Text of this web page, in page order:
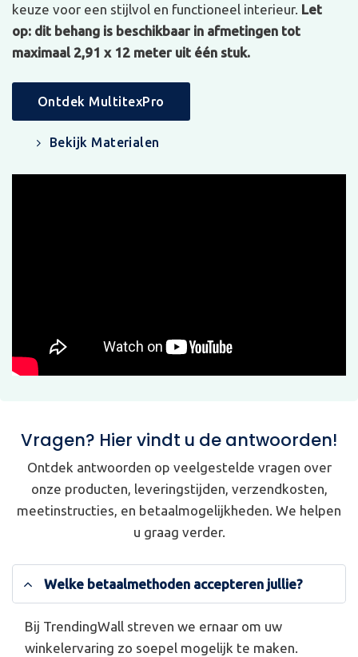
keuze voor een stijlvol en functioneel interieur. Let
op: dit behang is beschikbaar in afmetingen tot
maximaal 2,91 x 12 meter uit één stuk.
Ontdek MultitexPro
Bekijk Materialen
Vragen? Hier vindt u de antwoorden!
Ontdek antwoorden op veelgestelde vragen over
onze producten, leveringstijden, verzendkosten,
meetinstructies, en betaalmogelijkheden. We helpen
u graag verder.
Welke betaalmethoden accepteren jullie?
Bij TrendingWall streven we ernaar om uw
winkelervaring zo soepel mogelijk te maken.